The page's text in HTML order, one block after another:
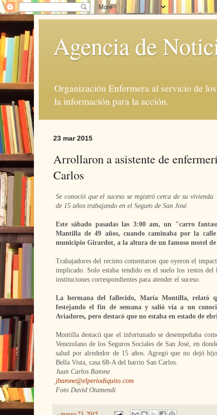
Agencia de
Organización Enfermera al servicio de
la información para la acción.
23 mar 2015
Arrollaron a asistente de
Carlos
Se conoció que el suceso se registró cerca de su
de 15 años trabajando en el Seguro de San José.
Este sábado pasadas las 3:00 am, un "carro
Mantilla de 49 años, cuando caminaba por la
municipio Girardot, a la altura de un famoso motel de
Trabajadores del recinto comentaron que oyeron el
implicado. Solo estaba tendido en el suelo los restos
instituciones correspondientes para atender el suceso.
La hermana del fallecido, María Montilla, relató
festejando el fin de semana y salió vía a un
Aviadores, pero destacó que no estaba en estado de
Montilla destacó que el infortunado se desempeñaba
Venezolano de los Seguros Sociales de San José, en
salud por alrededor de 15 años. Agregó que no dejó
Bella Vista, casa 68-A del barrio San Carlos.
Juan Carlos Barone
jbarone@elperiodiquito.com
Foto David Otamendi